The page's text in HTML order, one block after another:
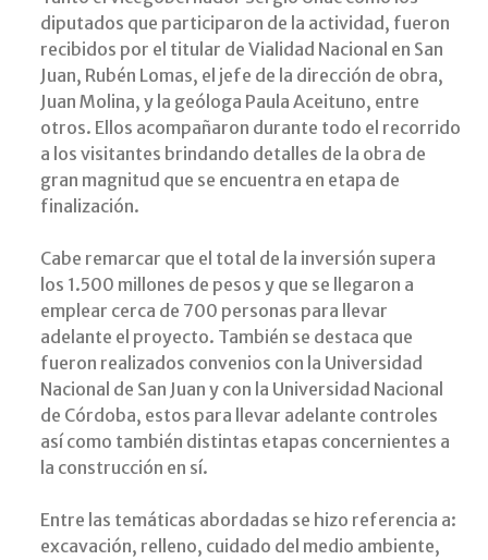
diputados que participaron de la actividad, fueron
recibidos por el titular de Vialidad Nacional en San
Juan, Rubén Lomas, el jefe de la dirección de obra,
Juan Molina, y la geóloga Paula Aceituno, entre
otros. Ellos acompañaron durante todo el recorrido
a los visitantes brindando detalles de la obra de
gran magnitud que se encuentra en etapa de
finalización.
Cabe remarcar que el total de la inversión supera
los 1.500 millones de pesos y que se llegaron a
emplear cerca de 700 personas para llevar
adelante el proyecto. También se destaca que
fueron realizados convenios con la Universidad
Nacional de San Juan y con la Universidad Nacional
de Córdoba, estos para llevar adelante controles
así como también distintas etapas concernientes a
la construcción en sí.
Entre las temáticas abordadas se hizo referencia a:
excavación, relleno, cuidado del medio ambiente,